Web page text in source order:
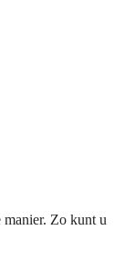
manier. Zo kunt u